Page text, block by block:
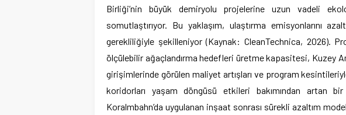
Birliği’nin büyük demiryolu projelerine uzun vadeli
somutlaştırıyor. Bu yaklaşım, ulaştırma emisyonlarını
gerekliliğiyle şekilleniyor (Kaynak: CleanTechnica, 2026).
ölçülebilir ağaçlandırma hedefleri üretme kapasitesi, Kuzey
girişimlerinde görülen maliyet artışları ve program
koridorları yaşam döngüsü etkileri bakımından artan bir
Koralmbahn’da uygulanan inşaat sonrası sürekli azaltım